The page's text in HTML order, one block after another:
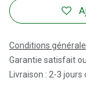
Conditions
Garantie satisfait
Livraison : 2-3